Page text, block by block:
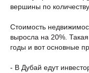
вершины по
Стоимость
выросла на 20%.
годы и вот основные
- В Дубай едут